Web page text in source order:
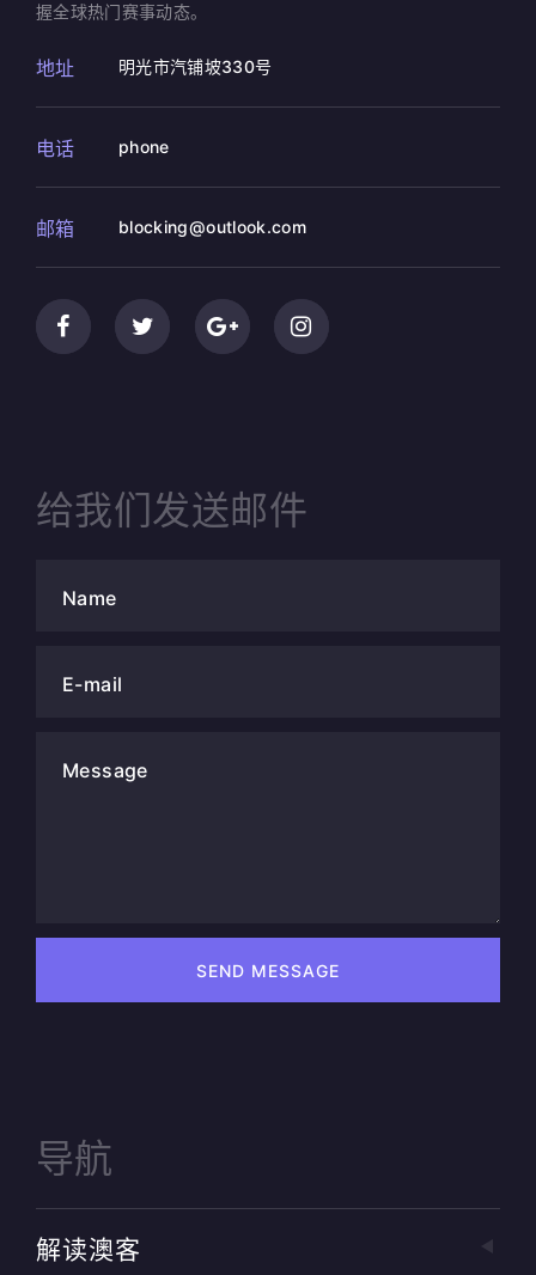
握全球热门赛事动态。
地址 明光市汽铺坡330号
电话 phone
邮箱 blocking@outlook.com
给我们发送邮件
Name
E-mail
Message
SEND MESSAGE
导航
解读澳客